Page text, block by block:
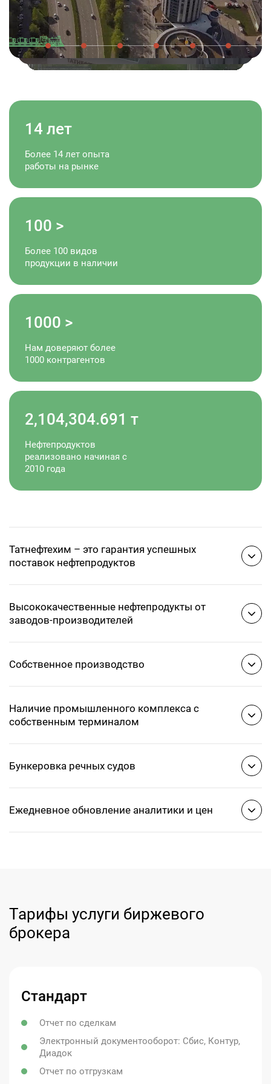
14 лет
Более 14 лет опыта
работы на рынке
100 >
Более 100 видов
продукции в наличии
1000 >
Нам доверяют более
1000 контрагентов
2,104,304.692 т
Нефтепродуктов
реализовано начиная с
2010 года
Татнефтехим – это гарантия успешных
поставок нефтепродуктов
Высококачественные нефтепродукты от
заводов-производителей
Собственное производство
Наличие промышленного комплекса с
собственным терминалом
Бункеровка речных судов
Ежедневное обновление аналитики и цен
Тарифы услуги биржевого
брокера
Стандарт
Отчет по сделкам
Электронный документооборот: Сбис, Контур,
Диадок
Отчет по отгрузкам